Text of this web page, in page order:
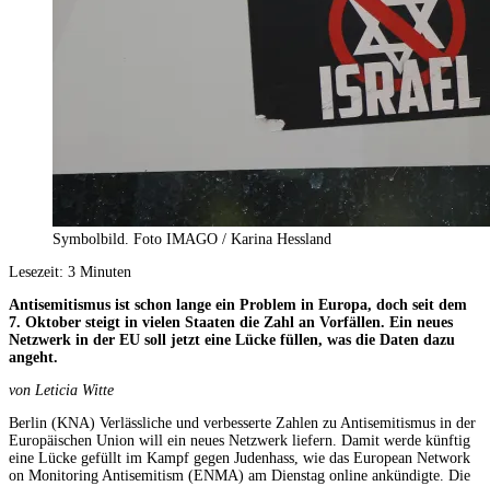
Symbolbild. Foto IMAGO / Karina Hessland
Lesezeit: 3 Minuten
Antisemitismus ist schon lange ein Problem in Europa, doch seit dem
7. Oktober steigt in vielen Staaten die Zahl an Vorfällen. Ein neues
Netzwerk in der EU soll jetzt eine Lücke füllen, was die Daten dazu
angeht.
von Leticia Witte
Berlin (KNA) Verlässliche und verbesserte Zahlen zu Antisemitismus in der
Europäischen Union will ein neues Netzwerk liefern. Damit werde künftig
eine Lücke gefüllt im Kampf gegen Judenhass, wie das European Network
on Monitoring Antisemitism (ENMA) am Dienstag online ankündigte. Die